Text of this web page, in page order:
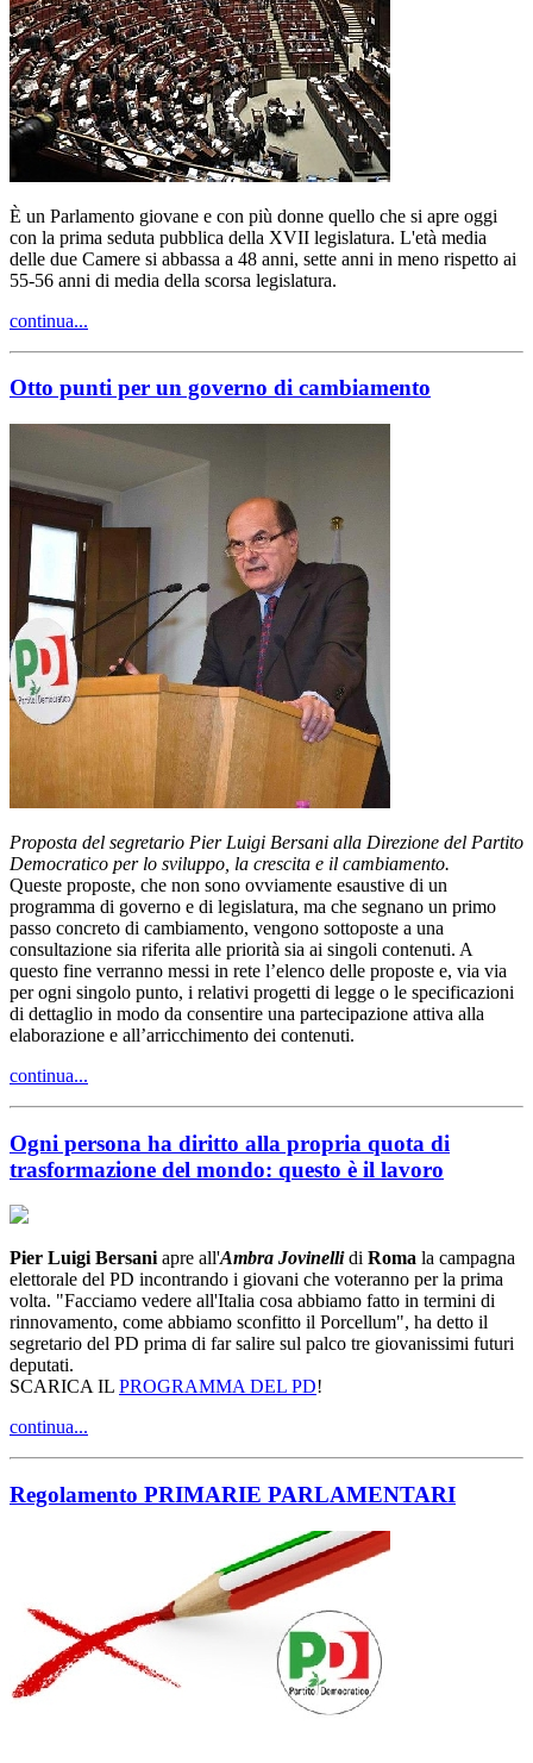
È un Parlamento giovane e con più donne quello che si apre oggi
con la prima seduta pubblica della XVII legislatura. L'età media
delle due Camere si abbassa a 48 anni, sette anni in meno rispetto ai
55-56 anni di media della scorsa legislatura.
continua...
Otto punti per un governo di cambiamento
Proposta del segretario Pier Luigi Bersani alla Direzione del Partito
Democratico per lo sviluppo, la crescita e il cambiamento.
Queste proposte, che non sono ovviamente esaustive di un
programma di governo e di legislatura, ma che segnano un primo
passo concreto di cambiamento, vengono sottoposte a una
consultazione sia riferita alle priorità sia ai singoli contenuti. A
questo fine verranno messi in rete l’elenco delle proposte e, via via
per ogni singolo punto, i relativi progetti di legge o le specificazioni
di dettaglio in modo da consentire una partecipazione attiva alla
elaborazione e all’arricchimento dei contenuti.
continua...
Ogni persona ha diritto alla propria quota di
trasformazione del mondo: questo è il lavoro
Pier Luigi Bersani apre all'Ambra Jovinellidi Roma la campagna
elettorale del PD incontrando i giovani che voteranno per la prima
volta. "Facciamo vedere all'Italia cosa abbiamo fatto in termini di
rinnovamento, come abbiamo sconfitto il Porcellum", ha detto il
segretario del PD prima di far salire sul palco tre giovanissimi futuri
deputati.
SCARICA IL PROGRAMMA DEL PD!
continua...
Regolamento PRIMARIE PARLAMENTARI